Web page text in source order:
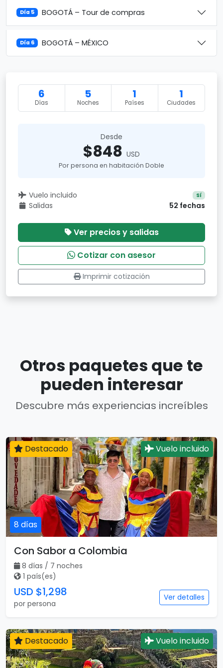
Día 5 BOGOTÁ – Tour de compras
Día 6 BOGOTÁ – MÉXICO
6
Días
5
Noches
1
Países
1
Ciudades
Desde
$848 USD
Por persona en habitación Doble
Vuelo incluido Sí
Salidas 52 fechas
Ver precios y salidas
Cotizar con asesor
Imprimir cotización
Otros paquetes que te
pueden interesar
Descubre más experiencias increíbles
8 días
Destacado Vuelo incluido
Con Sabor a Colombia
8 días / 7 noches
1 país(es)
USD $1,298
por persona
Ver detalles
Destacado Vuelo incluido